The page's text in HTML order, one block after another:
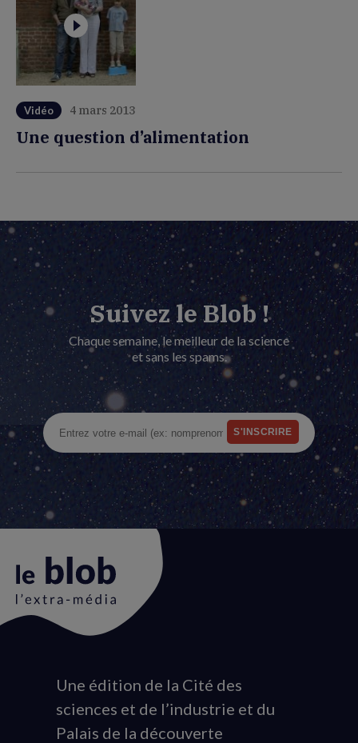
Vidéo 4 mars 2013
Une question d’alimentation
Suivez le Blob !
Chaque semaine, le meilleur de la science
et sans les spams.
Animation
du
logo
Une édition de la Cité des
sciences et de l’industrie et du
Palais de la découverte